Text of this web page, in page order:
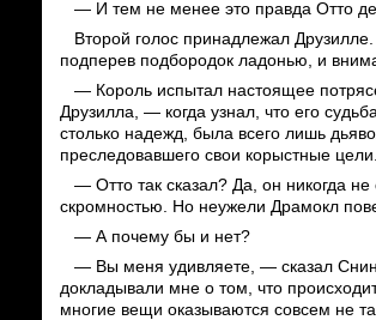
— И тем не менее это правда Отто
Второй голос принадлежал
подперев подбородок ладонью, и
— Король испытал настоящее
Друзилла, — когда узнал, что его
столько надежд, была всего лишь
преследовавшего свои корыстные цели.
— Отто так сказал? Да, он никогда не
скромностью. Но неужели Драмокл
— А почему бы и нет?
— Вы меня удивляете, — сказал
докладывали мне о том, что
многие вещи оказываются совсем не